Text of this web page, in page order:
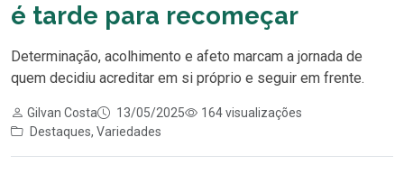
é tarde para recomeçar
Determinação, acolhimento e afeto marcam a jornada de
quem decidiu acreditar em si próprio e seguir em frente.
Gilvan Costa 13/05/2025
164 visualizações
Destaques, Variedades